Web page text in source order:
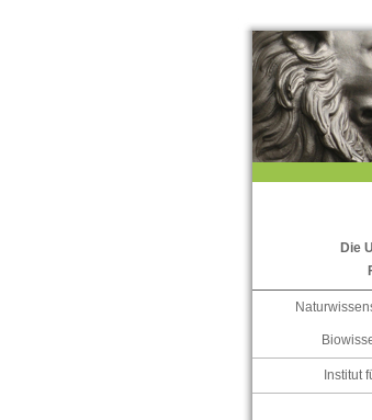
Die
Institut